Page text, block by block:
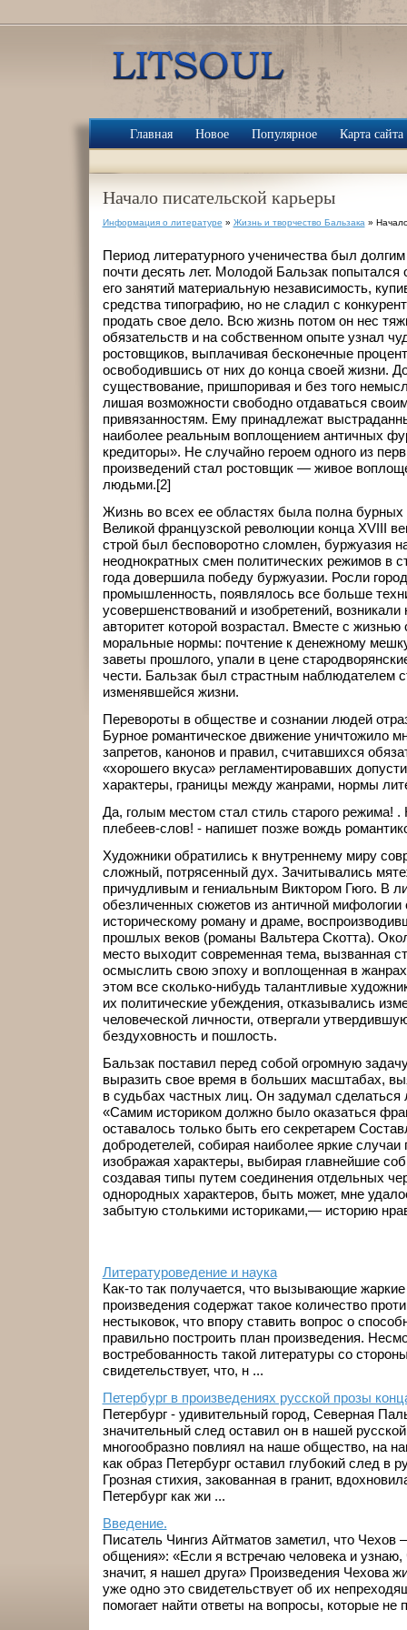
Главная Новое Популярное Карта сайта
Начало писательской карьеры
Информация о литературе » Жизнь и творчество Бальзака »
Период литературного ученичества был
почти десять лет. Молодой Бальзак
его занятий материальную независимость,
средства типографию, но не сладил с
продать свое дело. Всю жизнь потом он нес
обязательств и на собственном опыте узнал
ростовщиков, выплачивая бесконечные
освободившись от них до конца своей жизни.
существование, пришпоривая и без того
лишая возможности свободно отдаваться
привязанностям. Ему принадлежат
наиболее реальным воплощением античных
кредиторы». Не случайно героем одного из
произведений стал ростовщик — живое
людьми.[2]
Жизнь во всех ее областях была полна
Великой французской революции конца XVIII
строй был бесповоротно сломлен, буржуазия
неоднократных смен политических режимов в
года довершила победу буржуазии. Росли
промышленность, появлялось все больше
усовершенствований и изобретений,
авторитет которой возрастал. Вместе с
моральные нормы: почтение к денежному
заветы прошлого, упали в цене
чести. Бальзак был страстным наблюдателем
изменявшейся жизни.
Перевороты в обществе и сознании людей
Бурное романтическое движение уничтожило
запретов, канонов и правил, считавшихся
«хорошего вкуса» регламентировавших
характеры, границы между жанрами, нормы
Да, голым местом стал стиль старого режима! .
плебеев-слов! - напишет позже вождь
Художники обратились к внутреннему миру
сложный, потрясенный дух. Зачитывались
причудливым и гениальным Виктором Гюго. В
обезличенных сюжетов из античной мифологии
историческому роману и драме,
прошлых веков (романы Вальтера Скотта).
место выходит современная тема, вызванная
осмыслить свою эпоху и воплощенная в
этом все сколько-нибудь талантливые
их политические убеждения, отказывались
человеческой личности, отвергали
бездуховность и пошлость.
Бальзак поставил перед собой огромную
выразить свое время в больших масштабах,
в судьбах частных лиц. Он задумал сделаться
«Самим историком должно было оказаться
оставалось только быть его секретарем
добродетелей, собирая наиболее яркие случаи
изображая характеры, выбирая главнейшие
создавая типы путем соединения отдельных
однородных характеров, быть может, мне
забытую столькими историками,— историю
Литературоведение и наука
Как-то так получается, что вызывающие
произведения содержат такое количество
нестыковок, что впору ставить вопрос о
правильно построить план произведения.
востребованность такой литературы со
свидетельствует, что, н ...
Петербург в произведениях русской прозы
Петербург - удивительный город, Северная
значительный след оставил он в нашей
многообразно повлиял на наше общество, на
как образ Петербург оставил глубокий след в
Грозная стихия, закованная в гранит,
Петербург как жи ...
Введение.
Писатель Чингиз Айтматов заметил, что Чехов
общения»: «Если я встречаю человека и
значит, я нашел друга» Произведения Чехова
уже одно это свидетельствует об их
помогает найти ответы на вопросы, которые не